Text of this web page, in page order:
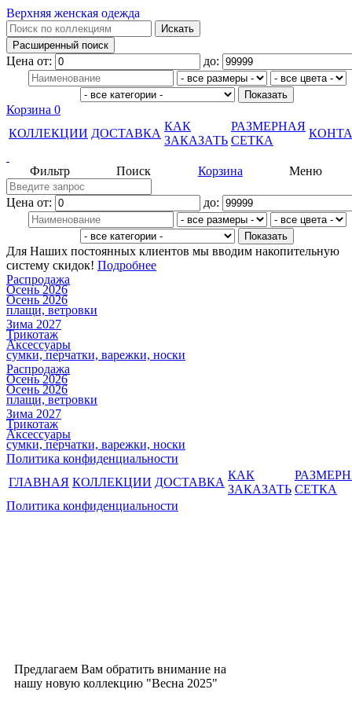
Верхняя женская одежда
Цена от: до:
Корзина 0
КОЛЛЕКЦИИ ДОСТАВКА
КАК
ЗАКАЗАТЬ
РАЗМЕРНАЯ
СЕТКА
Меню
Корзина
Поиск
Фильтр
Цена от: до:
Для Наших постоянных клиентов мы вводим накопительную
систему скидок! Подробнее
Распродажа
Осень 2026
Осень 2026
плащи, ветровки
Зима 2027
Трикотаж
Аксессуары
сумки, перчатки, варежки, носки
Распродажа
Осень 2026
Осень 2026
плащи, ветровки
Зима 2027
Трикотаж
Аксессуары
сумки, перчатки, варежки, носки
Политика конфиденциальности
ГЛАВНАЯ КОЛЛЕКЦИИ ДОСТАВКА
КАК
ЗАКАЗАТЬ СЕТКА
Политика конфиденциальности
Предлагаем Вам обратить внимание на
нашу новую коллекцию "Весна 2025"